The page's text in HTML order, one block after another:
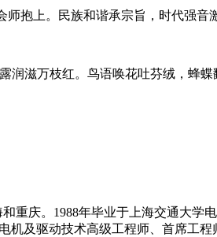
上。民族和谐承宗旨，时代强音
滋万枝红。鸟语唤花吐芬绒，蜂蝶
庆。1988年毕业于上海交通大学电
机及驱动技术高级工程师、首席工